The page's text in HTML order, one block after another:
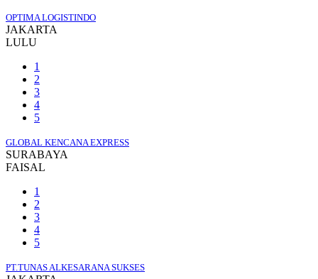
OPTIMA LOGISTINDO
JAKARTA
LULU
1
2
3
4
5
GLOBAL KENCANA EXPRESS
SURABAYA
FAISAL
1
2
3
4
5
PT.TUNAS ALKESARANA SUKSES